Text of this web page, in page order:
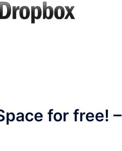
for free! –